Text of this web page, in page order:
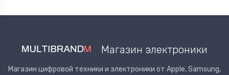
Магазин электроники
Магазин цифровой техники и электроники от Apple, Samsung,